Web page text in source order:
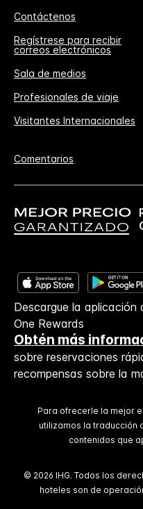
Contáctenos
Regístrese para recibir
correos electrónicos
Sala de medios
Profesionales de viaje
Visitantes Internacionales
Comentarios
Descargue la aplicación
One Rewards
Obtén más
sobre reservaciones
recompensas sobre la
Para ofrecerle la mejor
utilizamos la traducción
contenidos que
© 2026 IHG. Todos los
hoteles son de